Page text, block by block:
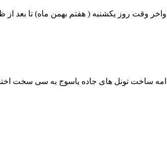
وقت روز یکشنبه ( هفتم بهمن ماه) تا بعد
گفت:۳۰۰ میلیارد ریال اعتبار به تازگی برای ادامه ساخت تونل